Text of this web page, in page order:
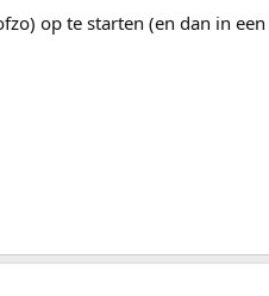
op te starten (en dan in